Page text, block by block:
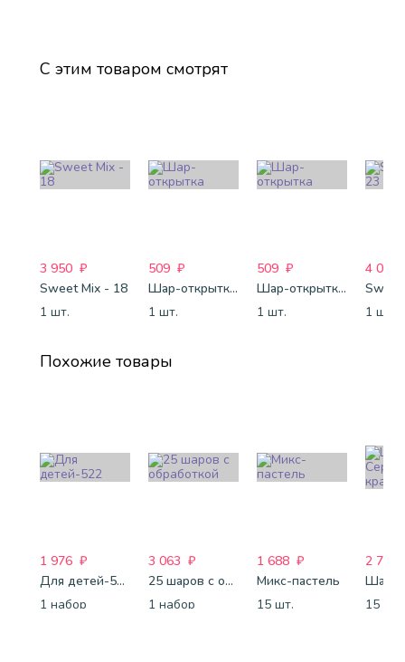
С этим товаром смотрят
3 950 ₽
Sweet Mix - 18
1 шт.
509 ₽
Шар-открытка "Сердце" (45 см) - 2
1 шт.
509 ₽
Шар-открытка "Звезда" (45 см) - 1
1 шт.
4 088
1 шт.
Похожие товары
1 976 ₽
Для детей-522
1 набор
3 063 ₽
25 шаров с обработкой
1 набор
1 688 ₽
Микс-пастель
15 шт.
2 743
15 шт.